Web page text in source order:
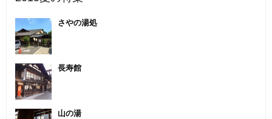
さやの湯処
長寿館
山の湯